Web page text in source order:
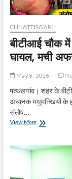
CHHATTISGARH
बीटीआई चौक
घायल, मची
May 8, 2026
पत्थलगांव। शहर के
अचानक मधुमक्खियों के
संतोष…
View Moreबीटीआई
मधुमक्खियों
का